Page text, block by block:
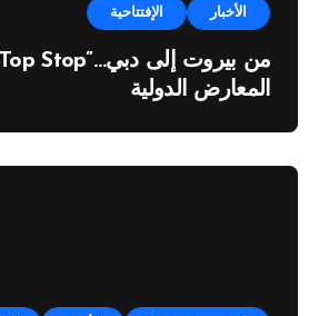
الأخبار الإفتتاحية
المعارض الدولية